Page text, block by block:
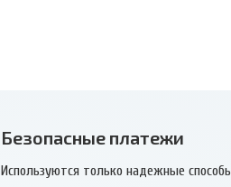
Безопасные платежи
Используются только надежные